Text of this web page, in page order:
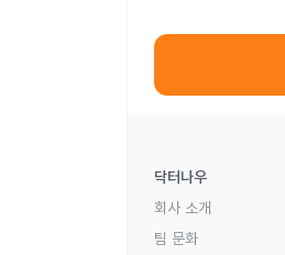
닥터나우
회사 소개
팀 문화